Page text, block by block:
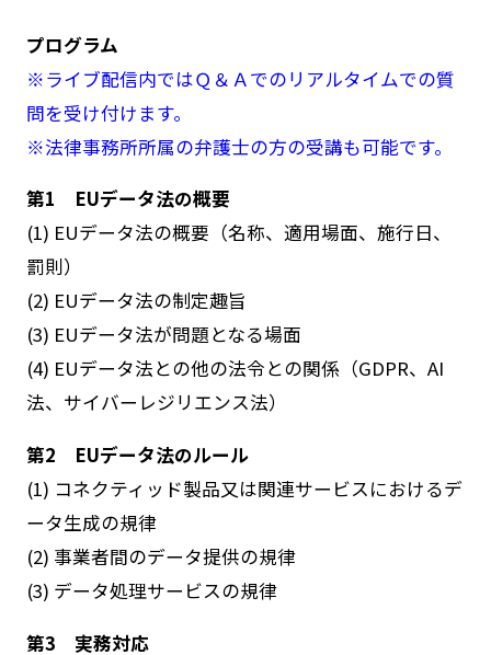
プログラム
※ライブ配信内ではＱ＆Ａでのリアルタイムでの質
問を受け付けます。
※法律事務所所属の弁護士の方の受講も可能です。
第1 EUデータ法の概要
(1) EUデータ法の概要（名称、適用場面、施行日、
罰則）
(2) EUデータ法の制定趣旨
(3) EUデータ法が問題となる場面
(4) EUデータ法との他の法令との関係（GDPR、AI
法、サイバーレジリエンス法）
第2 EUデータ法のルール
(1) コネクティッド製品又は関連サービスにおけるデ
ータ生成の規律
(2) 事業者間のデータ提供の規律
(3) データ処理サービスの規律
第3 実務対応